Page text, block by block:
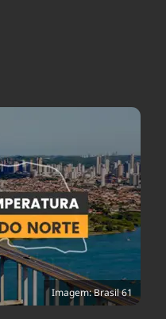
Política
Saúde
Tempo
Imagem: Brasil 61